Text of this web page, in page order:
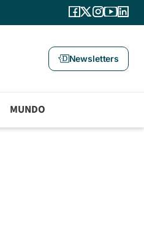
Newsletters
MUNDO